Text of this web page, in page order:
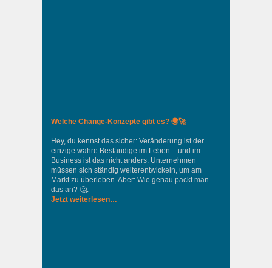
Welche Change-Konzepte gibt es? 🌍🚀
Hey, du kennst das sicher: Veränderung ist der
einzige wahre Beständige im Leben – und im
Business ist das nicht anders. Unternehmen
müssen sich ständig weiterentwickeln, um am
Markt zu überleben. Aber: Wie genau packt man
das an? 🤔.
Jetzt weiterlesen…